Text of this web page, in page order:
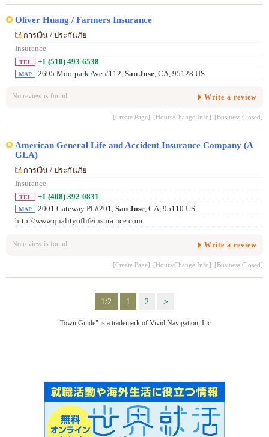
Oliver Huang / Farmers Insurance
การเงิน / ประกันภัย
Insurance
TEL +1 (510) 493-6538
MAP 2695 Moorpark Ave #112, San Jose, CA, 95128 US
No review is found. Write a review
[Create Page] [Hours/Change Info] [Business Closed]
American General Life and Accident Insurance Company (A
GLA)
การเงิน / ประกันภัย
Insurance
TEL +1 (408) 392-0831
MAP 2001 Gateway Pl #201, San Jose, CA, 95110 US
http://www.qualityoflifeinsura nce.com
No review is found. Write a review
[Create Page] [Hours/Change Info] [Business Closed]
1/2 1 2 >
"Town Guide" is a trademark of Vivid Navigation, Inc.